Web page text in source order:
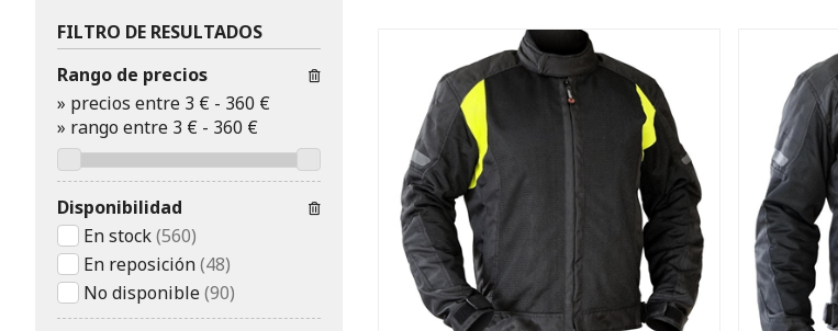
FILTRO DE RESULTADOS
Rango de precios
» precios entre 3 € - 360 €
» rango entre 3 € - 360 €
Disponibilidad
En stock(560)
En reposición(48)
No disponible(90)